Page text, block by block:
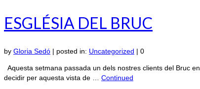
ESGLÉSIA DEL BRUC
by Gloria Sedó | posted in: Uncategorized | 0
Aquesta setmana passada un dels nostres clients del Bruc
decidir per aquesta vista de … Continued